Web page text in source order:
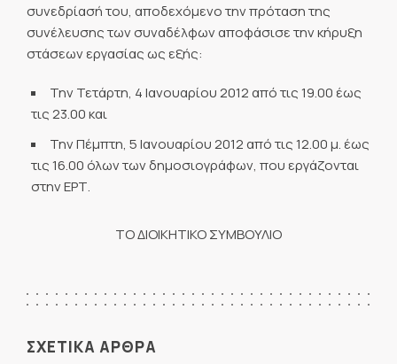
συνεδρίασή του, αποδεχόμενο την πρόταση της
συνέλευσης των συναδέλφων αποφάσισε την κήρυξη
στάσεων εργασίας ως εξής:
Την Τετάρτη, 4 Ιανουαρίου 2012 από τις 19.00 έως
τις 23.00 και
Την Πέμπτη, 5 Ιανουαρίου 2012 από τις 12.00 μ. έως
τις 16.00 όλων των δημοσιογράφων, που εργάζονται
στην ΕΡΤ.
ΤΟ ΔΙΟΙΚΗΤΙΚΟ ΣΥΜΒΟΥΛΙΟ
ΣΧΕΤΙΚΑ ΑΡΘΡΑ